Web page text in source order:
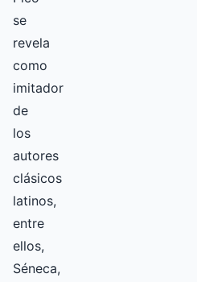
se
revela
como
imitador
de
los
autores
clásicos
latinos,
entre
ellos,
Séneca,